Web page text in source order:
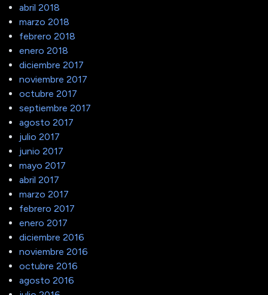
abril 2018
marzo 2018
febrero 2018
enero 2018
diciembre 2017
noviembre 2017
octubre 2017
septiembre 2017
agosto 2017
julio 2017
junio 2017
mayo 2017
abril 2017
marzo 2017
febrero 2017
enero 2017
diciembre 2016
noviembre 2016
octubre 2016
agosto 2016